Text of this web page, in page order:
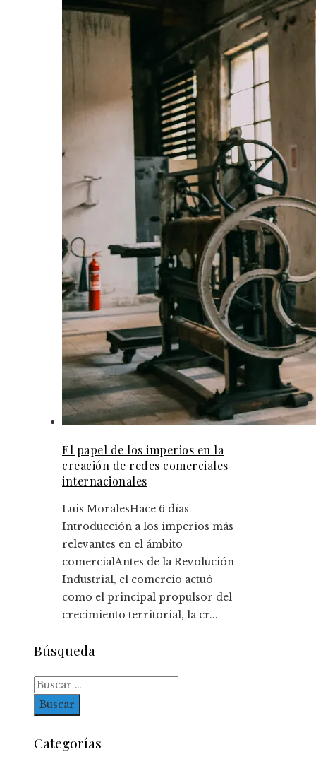
El papel de los imperios en la
creación de redes comerciales
internacionales
Luis MoralesHace 6 días
Introducción a los imperios más
relevantes en el ámbito
comercialAntes de la Revolución
Industrial, el comercio actuó
como el principal propulsor del
crecimiento territorial, la cr...
Búsqueda
Buscar:
Categorías